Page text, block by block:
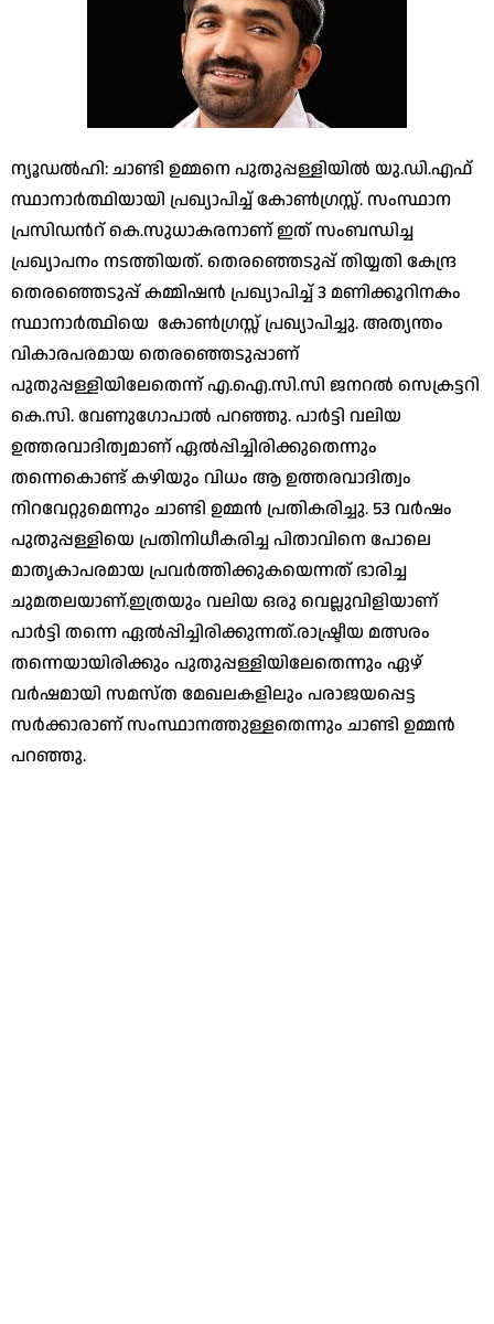
ന്യൂഡൽഹി: ചാണ്ടി ഉമ്മനെ പുതുപ്പള്ളിയിൽ യു.ഡി.എഫ്
സ്ഥാനാർത്ഥിയായി പ്രഖ്യാപിച്ച് കോൺഗ്രസ്സ്. സംസ്ഥാന
പ്രസിഡന്‍റ് കെ.സുധാകരനാണ് ഇത് സംബന്ധിച്ച
പ്രഖ്യാപനം നടത്തിയത്. തെരഞ്ഞെടുപ്പ് തിയ്യതി കേന്ദ്ര
തെരഞ്ഞെടുപ്പ് കമ്മിഷൻ പ്രഖ്യാപിച്ച് 3 മണിക്കൂറിനകം
സ്ഥാനാർത്ഥിയെ കോൺഗ്രസ്സ് പ്രഖ്യാപിച്ചു. അത്യന്തം
വികാരപരമായ തെരഞ്ഞെടുപ്പാണ്
പുതുപ്പള്ളിയിലേതെന്ന് എ.ഐ.സി.സി ജനറൽ സെക്രട്ടറി
കെ.സി. വേണുഗോപാൽ പറഞ്ഞു. പാർട്ടി വലിയ
ഉത്തരവാദിത്വമാണ് ഏൽപ്പിച്ചിരിക്കുതെന്നും
തന്നെകൊണ്ട് കഴിയും വിധം ആ ഉത്തരവാദിത്വം
നിറവേറ്റുമെന്നും ചാണ്ടി ഉമ്മൻ പ്രതികരിച്ചു. 53 വർഷം
പുതുപ്പള്ളിയെ പ്രതിനിധീകരിച്ച പിതാവിനെ പോലെ
മാതൃകാപരമായ പ്രവർത്തിക്കുകയെന്നത് ഭാരിച്ച
ചുമതലയാണ്.ഇത്രയും വലിയ ഒരു വെല്ലുവിളിയാണ്
പാർട്ടി തന്നെ ഏൽപ്പിച്ചിരിക്കുന്നത്.രാഷ്ട്രീയ മത്സരം
തന്നെയായിരിക്കും പുതുപ്പള്ളിയിലേതെന്നും ഏഴ്
വർഷമായി സമസ്ത മേഖലകളിലും പരാജയപ്പെട്ട
സർക്കാരാണ് സംസ്ഥാനത്തുള്ളതെന്നും ചാണ്ടി ഉമ്മൻ
പറഞ്ഞു.